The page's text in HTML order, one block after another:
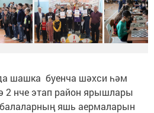
шашка буенча шәхси һәм
2 нче этап район ярышлары
яшь аермаларын